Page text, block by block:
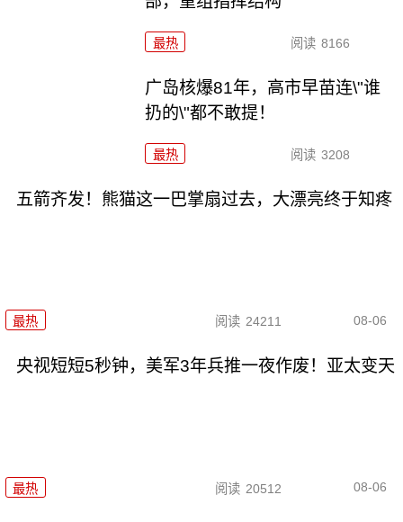
最热 阅读 8166
广岛核爆81年，高市早苗连\"谁
扔的\"都不敢提！
最热 阅读 3208
五箭齐发！熊猫这一巴掌扇过去，大漂亮终于知疼
最热 阅读 24211 08-06
央视短短5秒钟，美军3年兵推一夜作废！亚太变天
最热 阅读 20512 08-06